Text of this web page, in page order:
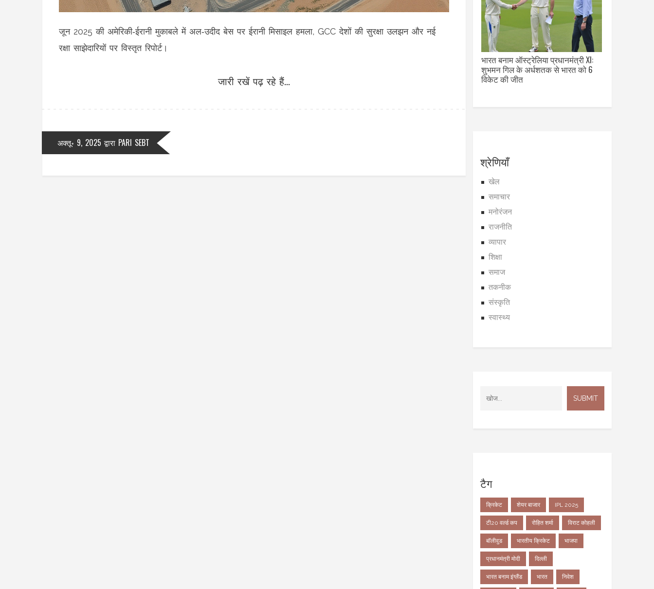
जून 2025 की अमेरिकी‑ईरानी मुकाबले में अल‑उदीद बेस पर ईरानी मिसाइल हमला, GCC देशों की सुरक्षा उलझन और नई
रक्षा साझेदारियों पर विस्तृत रिपोर्ट।
जारी रखें पढ़ रहे हैं...
अक्तू॰ 9, 2025 द्वारा PARI SEBT
भारत बनाम ऑस्ट्रेलिया प्रधानमंत्री XI:
शुभमन गिल के अर्धशतक से भारत को 6
विकेट की जीत
श्रेणियाँ
खेल
समाचार
मनोरंजन
राजनीति
व्यापार
शिक्षा
समाज
तकनीक
संस्कृति
स्वास्थ्य
टैग
क्रिकेट शेयर बाजार IPL 2025
टी20 वर्ल्ड कप रोहित शर्मा विराट कोहली
बॉलीवुड भारतीय क्रिकेट भाजपा
प्रधानमंत्री मोदी दिल्ली
भारत बनाम इंग्लैंड भारत निवेश